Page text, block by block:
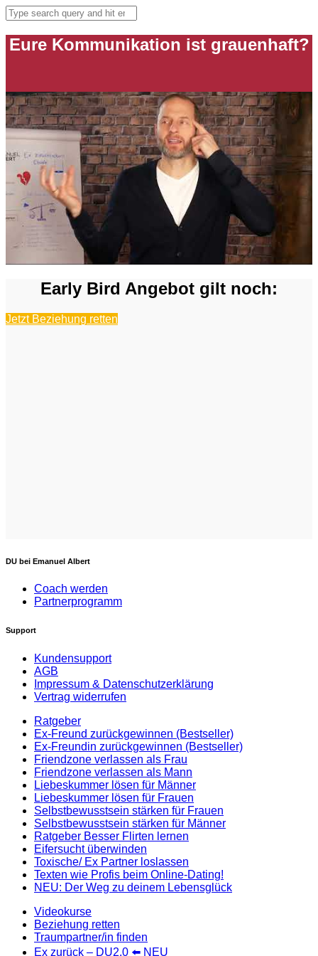
Eure Kommunikation ist grauenhaft?
Early Bird Angebot gilt noch:
Jetzt Beziehung retten
DU bei Emanuel Albert
Coach werden
Partnerprogramm
Support
Kundensupport
AGB
Impressum & Datenschutzerklärung
Vertrag widerrufen
Ratgeber
Ex-Freund zurückgewinnen (Bestseller)
Ex-Freundin zurückgewinnen (Bestseller)
Friendzone verlassen als Frau
Friendzone verlassen als Mann
Liebeskummer lösen für Männer
Liebeskummer lösen für Frauen
Selbstbewusstsein stärken für Frauen
Selbstbewusstsein stärken für Männer
Ratgeber Besser Flirten lernen
Eifersucht überwinden
Toxische/ Ex Partner loslassen
Texten wie Profis beim Online-Dating!
NEU: Der Weg zu deinem Lebensglück
Videokurse
Beziehung retten
Traumpartner/in finden
Ex zurück – DU2.0 ⬅️ NEU